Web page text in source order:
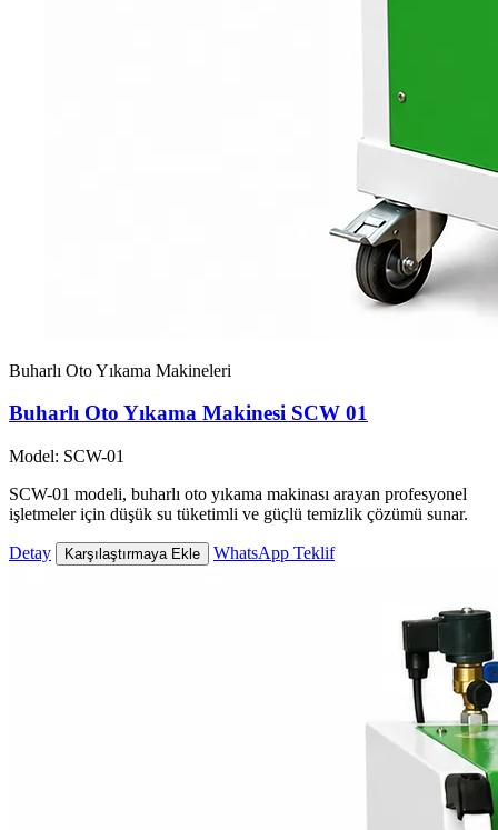
Buharlı Oto Yıkama Makineleri
Buharlı Oto Yıkama Makinesi SCW 01
Model: SCW-01
SCW-01 modeli, buharlı oto yıkama makinası arayan profesyonel
işletmeler için düşük su tüketimli ve güçlü temizlik çözümü sunar.
Detay Karşılaştırmaya Ekle WhatsApp Teklif